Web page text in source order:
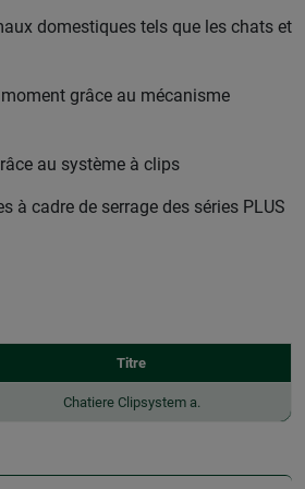
domestiques tels que les chats et
grâce au mécanisme
au système à clips
à cadre de serrage des séries PLUS
Titre
Chatiere Clipsystem a.